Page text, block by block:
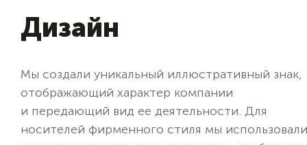
Дизайн
Мы создали уникальный иллюстративный знак,
отображающий характер компании
и передающий вид ее деятельности. Для
носителей фирменного стиля мы использовали